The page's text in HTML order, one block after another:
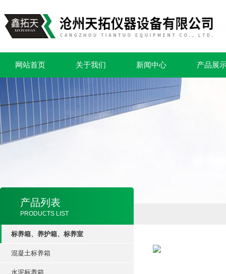
网站首页 关于我们 新闻中心 产品展
产品列表
PRODUCTS LIST
标养箱、养护箱、标养室
混凝土标养箱
水泥标养箱